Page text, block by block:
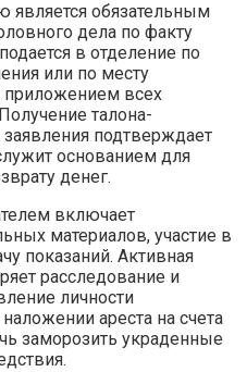
является обязательным
дела по факту
в отделение по
или по месту
приложением всех
талона-
подтверждает
основанием для
денег.
включает
материалов, участие в
показаний. Активная
расследование и
личности
ареста на счета
заморозить украденные